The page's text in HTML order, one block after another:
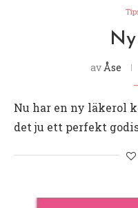
av Åse
Nu har en ny läkerol
det ju ett perfekt